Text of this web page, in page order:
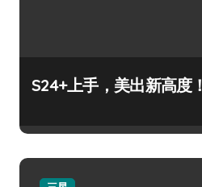
S24+上手，美出新高度！